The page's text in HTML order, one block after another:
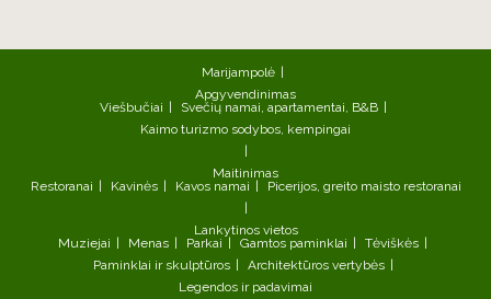
Marijampolė
Apgyvendinimas
Viešbučiai
Svečių namai, apartamentai, B&B
Kaimo turizmo sodybos, kempingai
Maitinimas
Restoranai
Kavinės Kavos namai Picerijos, greito maisto restoranai
Lankytinos vietos
Muziejai
Menas Parkai Gamtos paminklai
Tėviškės
Paminklai ir skulptūros
Architektūros vertybės
Legendos ir padavimai